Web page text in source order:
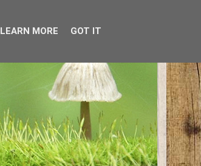
LEARN MORE GOT IT